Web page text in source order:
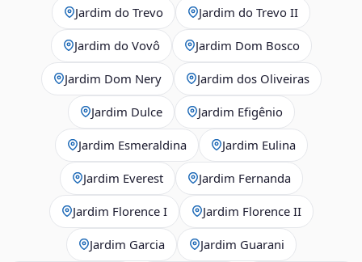
Jardim do Trevo Jardim do Trevo II
Jardim do Vovô Jardim Dom Bosco
Jardim Dom Nery Jardim dos Oliveiras
Jardim Dulce Jardim Efigênio
Jardim Esmeraldina Jardim Eulina
Jardim Everest Jardim Fernanda
Jardim Florence I Jardim Florence II
Jardim Garcia Jardim Guarani